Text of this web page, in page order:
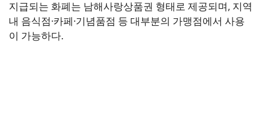
지급되는 화폐는 남해사랑상품권 형태로 제공되며, 지역
내 음식점·카페·기념품점 등 대부분의 가맹점에서 사용
이 가능하다.